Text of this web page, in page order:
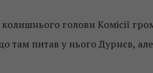
голови Комісії
там питав у нього Дурнєв,